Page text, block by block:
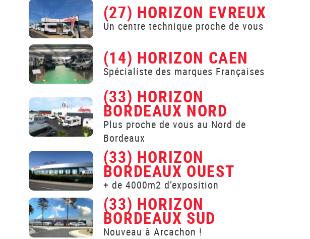
(27) HORIZON EVREUX
Un centre technique proche de vous
(14) HORIZON CAEN
Spécialiste des marques Françaises
(33) HORIZON
BORDEAUX NORD
Plus proche de vous au Nord de
Bordeaux
(33) HORIZON
BORDEAUX OUEST
+ de 4000m2 d’exposition
(33) HORIZON
BORDEAUX SUD
Nouveau à Arcachon !